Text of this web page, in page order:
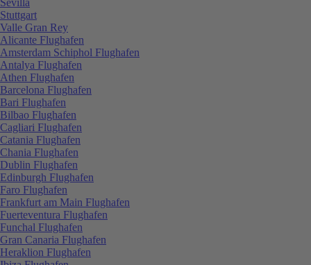
Stuttgart
Valle Gran Rey
Alicante Flughafen
Amsterdam Schiphol Flughafen
Antalya Flughafen
Athen Flughafen
Barcelona Flughafen
Bari Flughafen
Bilbao Flughafen
Cagliari Flughafen
Catania Flughafen
Chania Flughafen
Dublin Flughafen
Edinburgh Flughafen
Faro Flughafen
Frankfurt am Main Flughafen
Fuerteventura Flughafen
Funchal Flughafen
Gran Canaria Flughafen
Heraklion Flughafen